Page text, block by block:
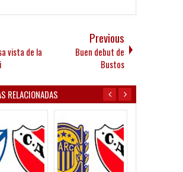
vista de la
Previous
Buen debut de
Bustos
RELACIONADAS